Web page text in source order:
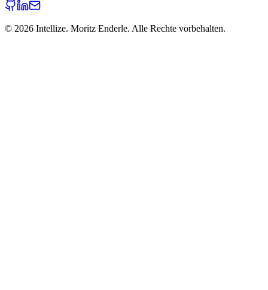
© 2026 Intellize. Moritz Enderle. Alle Rechte vorbehalten.